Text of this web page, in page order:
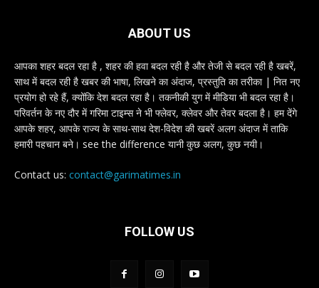
ABOUT US
आपका शहर बदल रहा है , शहर की हवा बदल रही है और तेजी से बदल रही है खबरें,
साथ में बदल रही है खबर की भाषा, लिखने का अंदाज, प्रस्तुति का तरीका | नित नए
प्रयोग हो रहे हैं, क्योंकि देश बदल रहा है। तकनीकी युग में मीडिया भी बदल रहा है।
परिवर्तन के नए दौर में गरिमा टाइम्स ने भी फ्लेवर, क्लेवर और तेवर बदला है। हम देंगे
आपके शहर, आपके राज्य के साथ-साथ देश-विदेश की खबरें अलग अंदाज में ताकि
हमारी पहचान बने। see the difference यानी कुछ अलग, कुछ नयी।
Contact us: contact@garimatimes.in
FOLLOW US